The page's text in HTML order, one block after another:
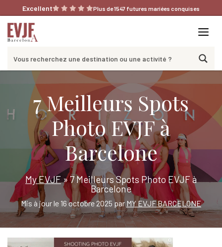
au
contenu
Excellent Plus de 1547 futures mariées conquises
7 Meilleurs Spots
Photo EVJF à
Barcelone
My EVJF»7 Meilleurs Spots Photo EVJF à
Barcelone
Mis à jour le 16 octobre 2025 par MY EVJF BARCELONE